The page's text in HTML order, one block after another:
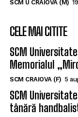
baschetbalist
CELE MAI CITITE
SCM
Memorialul